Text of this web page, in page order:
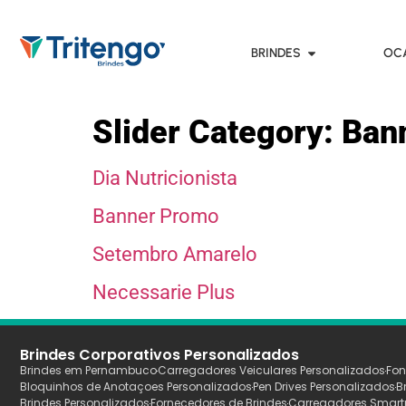
BRINDES
Slider Category:
Dia Nutricionista
Banner Promo
Setembro Amarelo
Necessarie Plus
Brindes Corporativos Personalizados
Brindes em PernambucoCarregadores Veiculares Personalizados
Bloquinhos de Anotaçoes PersonalizadosPen Drives Personalizados
Brindes PersonalizadosFornecedores de BrindesCarregadores